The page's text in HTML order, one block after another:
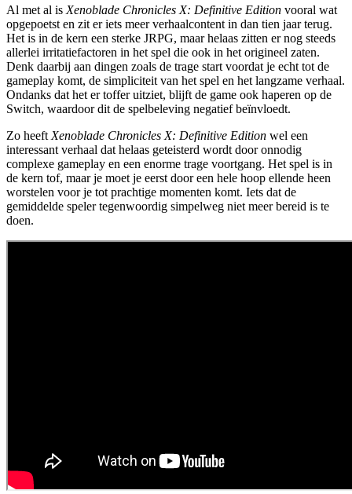
Al met al is Xenoblade Chronicles X: Definitive Edition vooral wat
opgepoetst en zit er iets meer verhaalcontent in dan tien jaar terug.
Het is in de kern een sterke JRPG, maar helaas zitten er nog steeds
allerlei irritatiefactoren in het spel die ook in het origineel zaten.
Denk daarbij aan dingen zoals de trage start voordat je echt tot de
gameplay komt, de simpliciteit van het spel en het langzame verhaal.
Ondanks dat het er toffer uitziet, blijft de game ook haperen op de
Switch, waardoor dit de spelbeleving negatief beïnvloedt.
Zo heeft Xenoblade Chronicles X: Definitive Edition wel een
interessant verhaal dat helaas geteisterd wordt door onnodig
complexe gameplay en een enorme trage voortgang. Het spel is in
de kern tof, maar je moet je eerst door een hele hoop ellende heen
worstelen voor je tot prachtige momenten komt. Iets dat de
gemiddelde speler tegenwoordig simpelweg niet meer bereid is te
doen.